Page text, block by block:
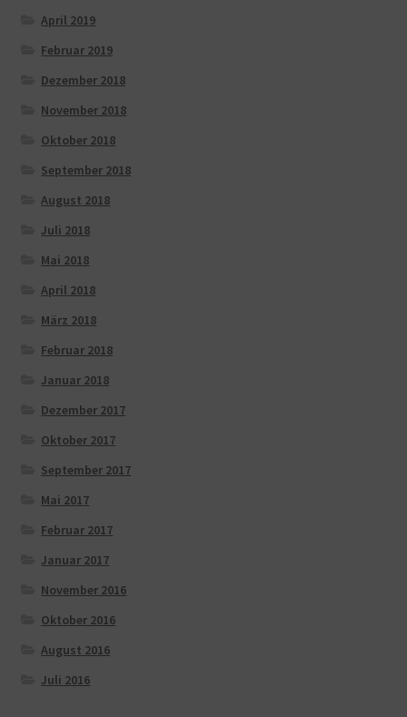
April 2019
Februar 2019
Dezember 2018
November 2018
Oktober 2018
September 2018
August 2018
Juli 2018
Mai 2018
April 2018
März 2018
Februar 2018
Januar 2018
Dezember 2017
Oktober 2017
September 2017
Mai 2017
Februar 2017
Januar 2017
November 2016
Oktober 2016
August 2016
Juli 2016